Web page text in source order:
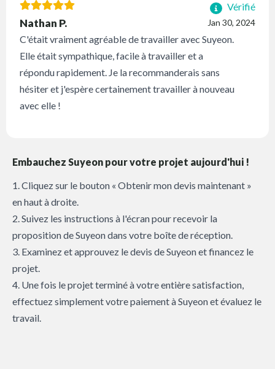
Vérifié
Jan 30, 2024
Nathan P.
C'était vraiment agréable de travailler avec Suyeon.
Elle était sympathique, facile à travailler et a
répondu rapidement. Je la recommanderais sans
hésiter et j'espère certainement travailler à nouveau
avec elle !
Embauchez Suyeon pour votre projet aujourd'hui !
1. Cliquez sur le bouton « Obtenir mon devis maintenant »
en haut à droite.
2. Suivez les instructions à l'écran pour recevoir la
proposition de Suyeon dans votre boîte de réception.
3. Examinez et approuvez le devis de Suyeon et financez le
projet.
4. Une fois le projet terminé à votre entière satisfaction,
effectuez simplement votre paiement à Suyeon et évaluez le
travail.